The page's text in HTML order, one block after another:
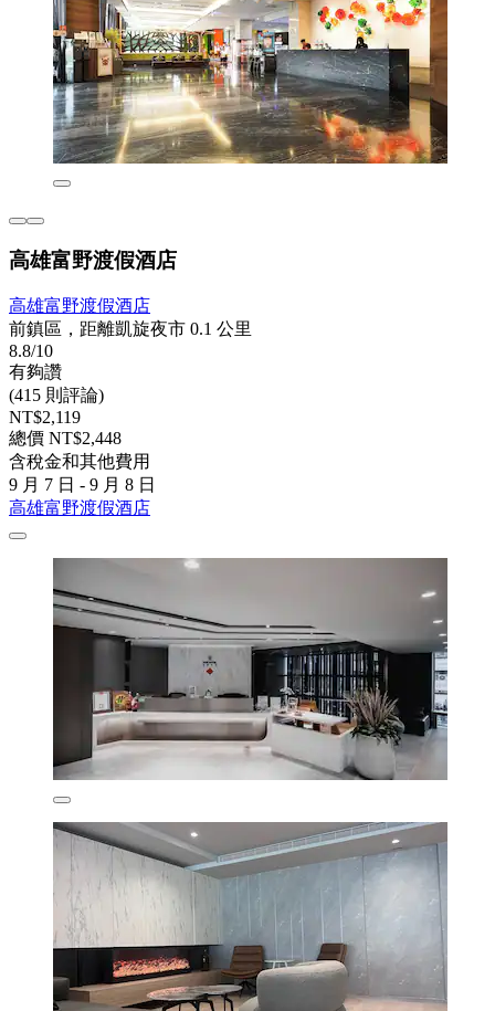
高雄富野渡假酒店
高雄富野渡假酒店
前鎮區，距離凱旋夜市 0.1 公里
8.8/10
有夠讚
(415 則評論)
NT$2,119
總價 NT$2,448
含稅金和其他費用
9 月 7 日 - 9 月 8 日
高雄富野渡假酒店